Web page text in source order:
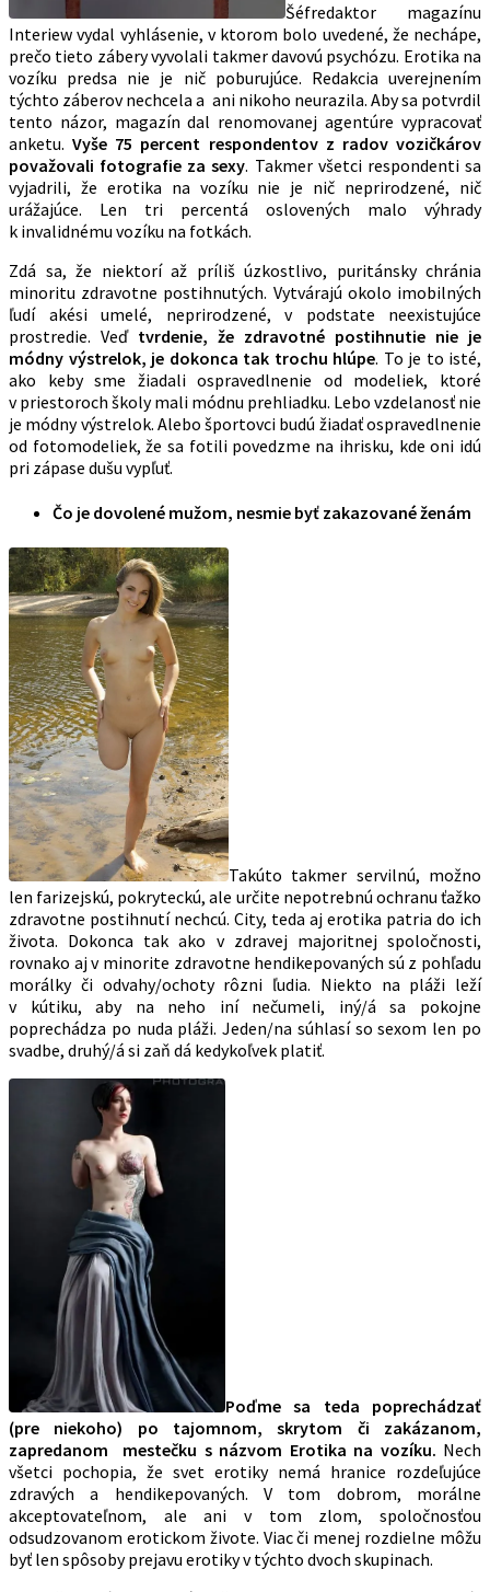
Šéfredaktor magazínu
Interiew vydal vyhlásenie, v ktorom bolo uvedené, že nechápe,
prečo tieto zábery vyvolali takmer davovú psychózu. Erotika na
vozíku predsa nie je nič poburujúce. Redakcia uverejnením
týchto záberov nechcela a ani nikoho neurazila. Aby sa potvrdil
tento názor, magazín dal renomovanej agentúre vypracovať
anketu.Vyše 75 percent respondentov z radov vozičkárov
považovali fotografie za sexy. Takmer všetci respondenti sa
vyjadrili, že erotika na vozíku nie je nič neprirodzené, nič
urážajúce. Len tri percentá oslovených malo výhrady
k invalidnému vozíku na fotkách.
Zdá sa, že niektorí až príliš úzkostlivo, puritánsky chránia
minoritu zdravotne postihnutých. Vytvárajú okolo imobilných
ľudí akési umelé, neprirodzené, v podstate neexistujúce
prostredie. Veď tvrdenie, že zdravotné postihnutie nie je
módny výstrelok, je dokonca tak trochu hlúpe. To je to isté,
ako keby sme žiadali ospravedlnenie od modeliek, ktoré
v priestoroch školy mali módnu prehliadku. Lebo vzdelanosť nie
je módny výstrelok. Alebo športovci budú žiadať ospravedlnenie
od fotomodeliek, že sa fotili povedzme na ihrisku, kde oni idú
pri zápase dušu vypľuť.
Čo je dovolené mužom, nesmie byť zakazované ženám
Takúto takmer servilnú, možno
len farizejskú, pokryteckú, ale určite nepotrebnú ochranu ťažko
zdravotne postihnutí nechcú. City, teda aj erotika patria do ich
života. Dokonca tak ako v zdravej majoritnej spoločnosti,
rovnako aj v minorite zdravotne hendikepovaných sú z pohľadu
morálky či odvahy/ochoty rôzni ľudia. Niekto na pláži leží
v kútiku, aby na neho iní nečumeli, iný/á sa pokojne
poprechádza po nuda pláži. Jeden/na súhlasí so sexom len po
svadbe, druhý/á si zaň dá kedykoľvek platiť.
Poďme sa teda poprechádzať
(pre niekoho) po tajomnom, skrytom či zakázanom,
zapredanom mestečku s názvom Erotika na vozíku. Nech
všetci pochopia, že svet erotiky nemá hranice rozdeľujúce
zdravých a hendikepovaných. V tom dobrom, morálne
akceptovateľnom, ale ani v tom zlom, spoločnosťou
odsudzovanom erotickom živote. Viac či menej rozdielne môžu
byť len spôsoby prejavu erotiky v týchto dvoch skupinach.